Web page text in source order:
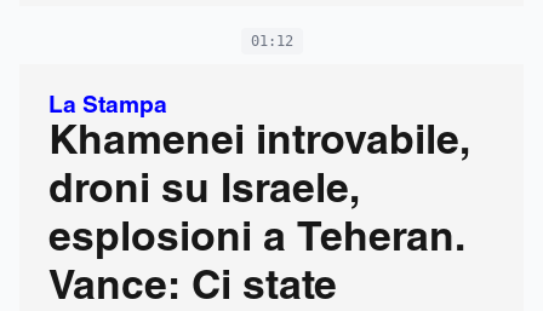
01:12
La Stampa
Khamenei introvabile,
droni su Israele,
esplosioni a Teheran.
Vance: Ci state